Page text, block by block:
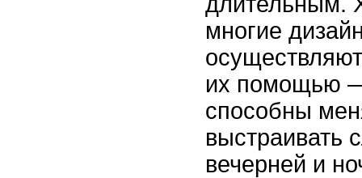
многие
их помощью
способны
выстраивать
вечерней и